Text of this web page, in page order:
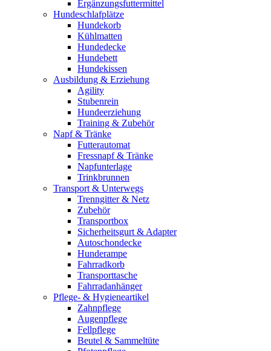
Ergänzungsfuttermittel
Hundeschlafplätze
Hundekorb
Kühlmatten
Hundedecke
Hundebett
Hundekissen
Ausbildung & Erziehung
Agility
Stubenrein
Hundeerziehung
Training & Zubehör
Napf & Tränke
Futterautomat
Fressnapf & Tränke
Napfunterlage
Trinkbrunnen
Transport & Unterwegs
Trenngitter & Netz
Zubehör
Transportbox
Sicherheitsgurt & Adapter
Autoschondecke
Hunderampe
Fahrradkorb
Transporttasche
Fahrradanhänger
Pflege- & Hygieneartikel
Zahnpflege
Augenpflege
Fellpflege
Beutel & Sammeltüte